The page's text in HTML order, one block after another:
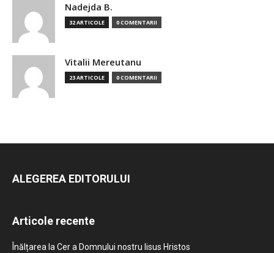
Nadejda B.
32 ARTICOLE 0 COMENTARII
Vitalii Mereutanu
23 ARTICOLE 0 COMENTARII
ALEGEREA EDITORULUI
Articole recente
Înălțarea la Cer a Domnului nostru Iisus Hristos